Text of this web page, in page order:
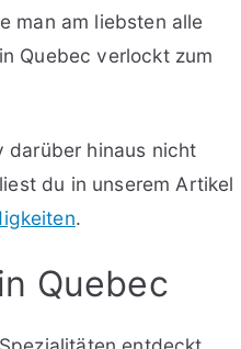
man am liebsten alle
Quebec verlockt zum
darüber hinaus nicht
du in unserem Artikel
.
Quebec